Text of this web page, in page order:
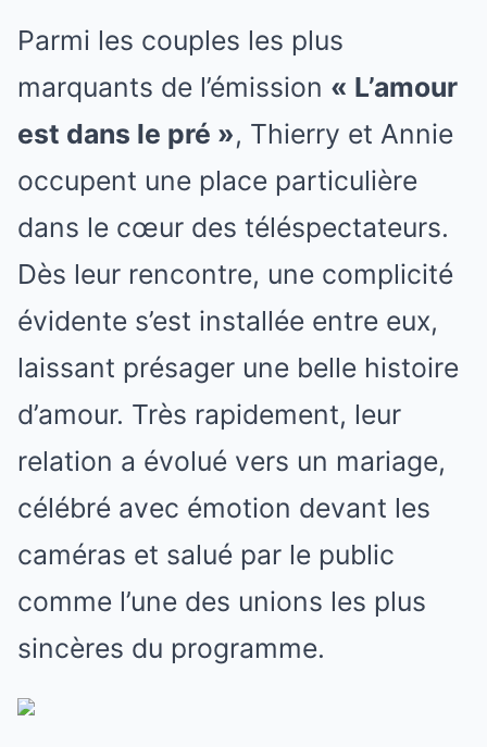
Parmi les couples les plus
marquants de l’émission « L’amour
est dans le pré », Thierry et Annie
occupent une place particulière
dans le cœur des téléspectateurs.
Dès leur rencontre, une complicité
évidente s’est installée entre eux,
laissant présager une belle histoire
d’amour. Très rapidement, leur
relation a évolué vers un mariage,
célébré avec émotion devant les
caméras et salué par le public
comme l’une des unions les plus
sincères du programme.